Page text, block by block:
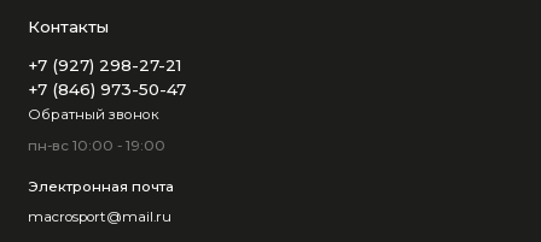
Контакты
+7 (927) 298-27-21
+7 (846) 973-50-47
Обратный звонок
пн-вс 10:00 - 19:00
Электронная почта
macrosport@mail.ru